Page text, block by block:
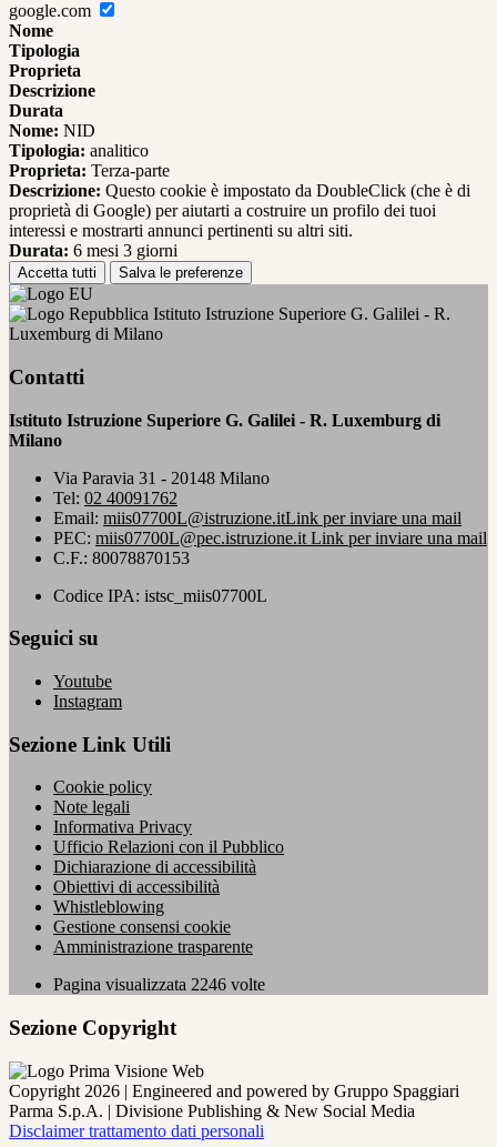
google.com
Nome
Tipologia
Proprieta
Descrizione
Durata
Nome: NID
Tipologia: analitico
Proprieta: Terza-parte
Descrizione: Questo cookie è impostato da DoubleClick (che è di
proprietà di Google) per aiutarti a costruire un profilo dei tuoi
interessi e mostrarti annunci pertinenti su altri siti.
Durata: 6 mesi 3 giorni
Accetta tutti Salva le preferenze
Istituto Istruzione Superiore G. Galilei - R.
Luxemburg di Milano
Contatti
Istituto Istruzione Superiore G. Galilei - R. Luxemburg di
Milano
Via Paravia 31 - 20148 Milano
Tel: 02 40091762
Email: miis07700L@istruzione.itLink per inviare una mail
PEC: miis07700L@pec.istruzione.it Link per inviare una mail
C.F.: 80078870153
Codice IPA: istsc_miis07700L
Seguici su
Youtube
Instagram
Sezione Link Utili
Cookie policy
Note legali
Informativa Privacy
Ufficio Relazioni con il Pubblico
Dichiarazione di accessibilità
Obiettivi di accessibilità
Whistleblowing
Gestione consensi cookie
Amministrazione trasparente
Pagina visualizzata 2246 volte
Sezione Copyright
Copyright 2026 | Engineered and powered by Gruppo Spaggiari
Parma S.p.A. | Divisione Publishing & New Social Media
Disclaimer trattamento dati personali